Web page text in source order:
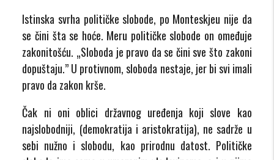
Istinska svrha političke slobode, po Monteskjeu nije da
se čini šta se hoće. Meru političke slobode on omeđuje
zakonitošću. „Sloboda je pravo da se čini sve što zakoni
dopuštaju.”U protivnom, sloboda nestaje, jer bi svi imali
pravo da zakon krše.
Čak ni oni oblici državnog uređenja koji slove kao
najslobodniji, (demokratija i aristokratija), ne sadrže u
sebi nužno i slobodu, kao prirodnu datost. Političke